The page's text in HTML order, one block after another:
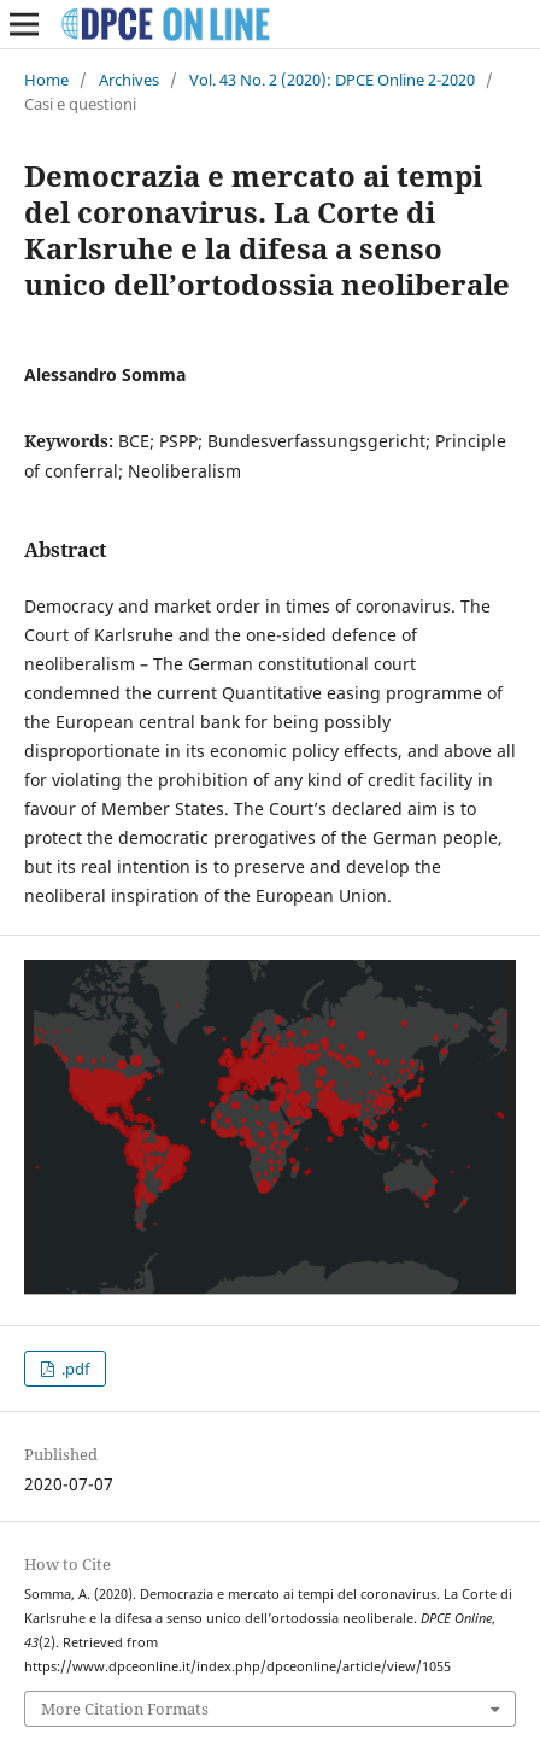
Home / Archives / Vol. 43 No. 2 (2020): DPCE Online 2-2020 /
Casi e questioni
Democrazia e mercato ai tempi
del coronavirus. La Corte di
Karlsruhe e la difesa a senso
unico dell’ortodossia neoliberale
Alessandro Somma
Keywords: BCE; PSPP; Bundesverfassungsgericht; Principle
of conferral; Neoliberalism
Abstract
Democracy and market order in times of coronavirus. The
Court of Karlsruhe and the one-sided defence of
neoliberalism – The German constitutional court
condemned the current Quantitative easing programme of
the European central bank for being possibly
disproportionate in its economic policy effects, and above all
for violating the prohibition of any kind of credit facility in
favour of Member States. The Court’s declared aim is to
protect the democratic prerogatives of the German people,
but its real intention is to preserve and develop the
neoliberal inspiration of the European Union.
.pdf
Published
2020-07-07
How to Cite
Somma, A. (2020). Democrazia e mercato ai tempi del coronavirus. La Corte di
Karlsruhe e la difesa a senso unico dell’ortodossia neoliberale. DPCE Online,
43(2). Retrieved from
https://www.dpceonline.it/index.php/dpceonline/article/view/1055
More Citation Formats